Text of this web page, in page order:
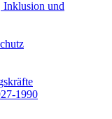
Inklusion und
1990